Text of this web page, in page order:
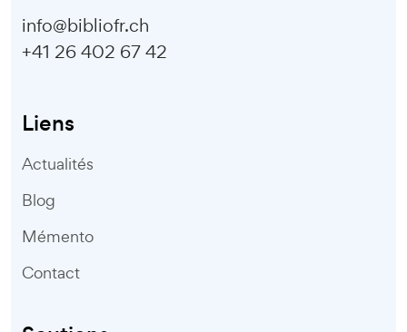
info@bibliofr.ch
+41 26 402 67 42
Liens
Actualités
Blog
Mémento
Contact